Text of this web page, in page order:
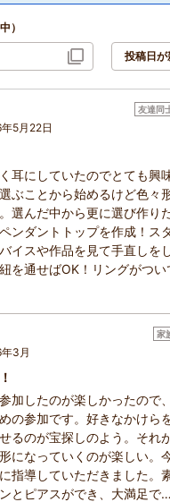
）
友達同
5月22日
耳にしていたのでとても興
ぶことから始めるけど色々
選んだ中から更に選び作り
ンダントトップを作成！ス
イスや作品を見て手直しを
を通せばOK！リングがつい
らでイヤリングをつくろう
？今から楽しみです
25日
ン
つのカケラから作る金継ぎアク
家で陶器のカケラの金継ぎアク
、親子で、カップルで、お一人
クセス◎
チコミ投稿時と異なる場合があります。
細をご確認ください。
家
3月
加したのが楽しかったので、
の参加です。好きなかけら
るのが宝探しのよう。それ
になっていくのが楽しい。
指導していただきました。
とピアスができ、大満足で